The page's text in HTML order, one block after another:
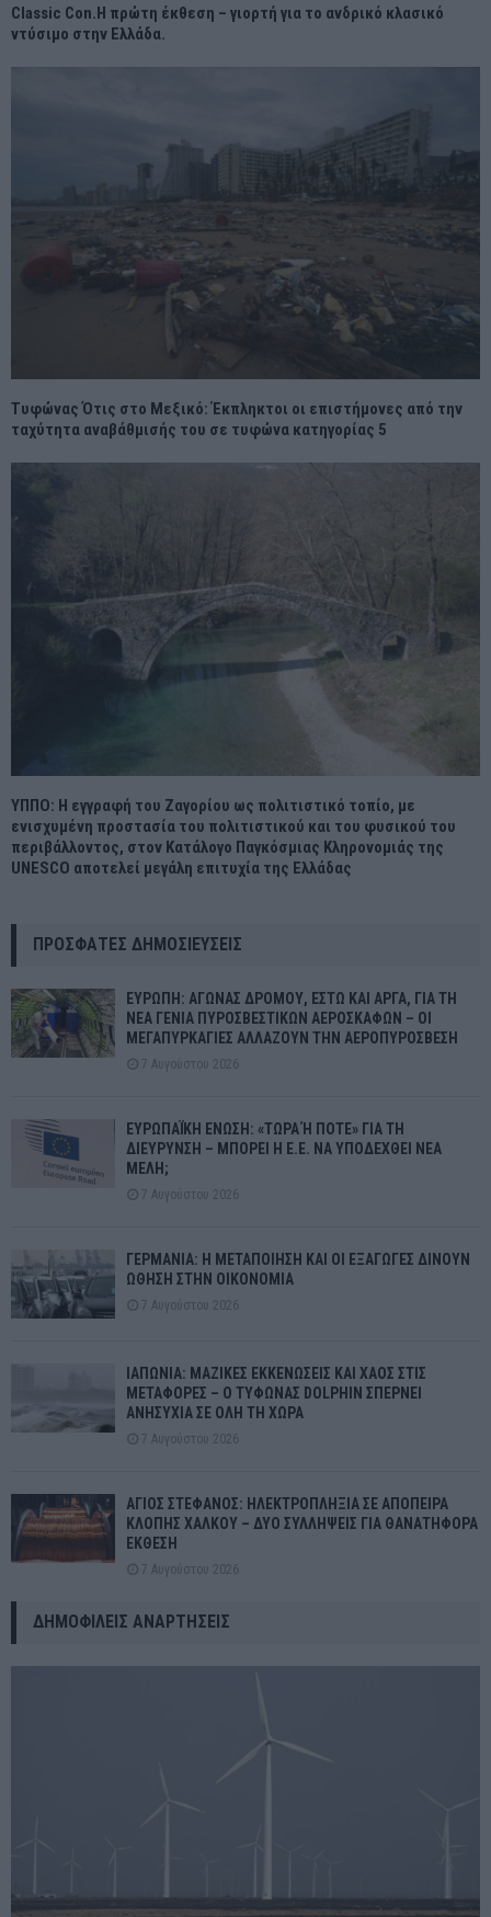
Classic Con.Η πρώτη έκθεση – γιορτή για το ανδρικό κλασικό
ντύσιμο στην Ελλάδα.
Τυφώνας Ότις στο Μεξικό: Έκπληκτοι οι επιστήμονες από την
ταχύτητα αναβάθμισής του σε τυφώνα κατηγορίας 5
ΥΠΠΟ: Η εγγραφή του Ζαγορίου ως πολιτιστικό τοπίο, με
ενισχυμένη προστασία του πολιτιστικού και του φυσικού του
περιβάλλοντος, στον Κατάλογο Παγκόσμιας Κληρονομιάς της
UNESCO αποτελεί μεγάλη επιτυχία της Ελλάδας
ΠΡΌΣΦΑΤΕΣ ΔΗΜΟΣΙΕΎΣΕΙΣ
ΕΥΡΩΠΗ: ΑΓΩΝΑΣ ΔΡΟΜΟΥ, ΕΣΤΩ ΚΑΙ ΑΡΓΑ, ΓΙΑ ΤΗ
ΝΕΑ ΓΕΝΙΑ ΠΥΡΟΣΒΕΣΤΙΚΩΝ ΑΕΡΟΣΚΑΦΩΝ – ΟΙ
ΜΕΓΑΠΥΡΚΑΓΙΕΣ ΑΛΛΑΖΟΥΝ ΤΗΝ ΑΕΡΟΠΥΡΟΣΒΕΣΗ
7 Αυγούστου 2026
ΕΥΡΩΠΑΪΚΗ ΕΝΩΣΗ: «ΤΩΡΑ Ή ΠΟΤΕ» ΓΙΑ ΤΗ
ΔΙΕΥΡΥΝΣΗ – ΜΠΟΡΕΙ Η Ε.Ε. ΝΑ ΥΠΟΔΕΧΘΕΙ ΝΕΑ
ΜΕΛΗ;
7 Αυγούστου 2026
ΓΕΡΜΑΝΙΑ: Η ΜΕΤΑΠΟΙΗΣΗ ΚΑΙ ΟΙ ΕΞΑΓΩΓΕΣ ΔΙΝΟΥΝ
ΩΘΗΣΗ ΣΤΗΝ ΟΙΚΟΝΟΜΙΑ
7 Αυγούστου 2026
ΙΑΠΩΝΙΑ: ΜΑΖΙΚΕΣ ΕΚΚΕΝΩΣΕΙΣ ΚΑΙ ΧΑΟΣ ΣΤΙΣ
ΜΕΤΑΦΟΡΕΣ – Ο ΤΥΦΩΝΑΣ DOLPHIN ΣΠΕΡΝΕΙ
ΑΝΗΣΥΧΙΑ ΣΕ ΟΛΗ ΤΗ ΧΩΡΑ
7 Αυγούστου 2026
ΑΓΙΟΣ ΣΤΕΦΑΝΟΣ: ΗΛΕΚΤΡΟΠΛΗΞΙΑ ΣΕ ΑΠΟΠΕΙΡΑ
ΚΛΟΠΗΣ ΧΑΛΚΟΥ – ΔΥΟ ΣΥΛΛΗΨΕΙΣ ΓΙΑ ΘΑΝΑΤΗΦΟΡΑ
ΕΚΘΕΣΗ
7 Αυγούστου 2026
ΔΗΜΟΦΙΛΕΊΣ ΑΝΑΡΤΉΣΕΙΣ